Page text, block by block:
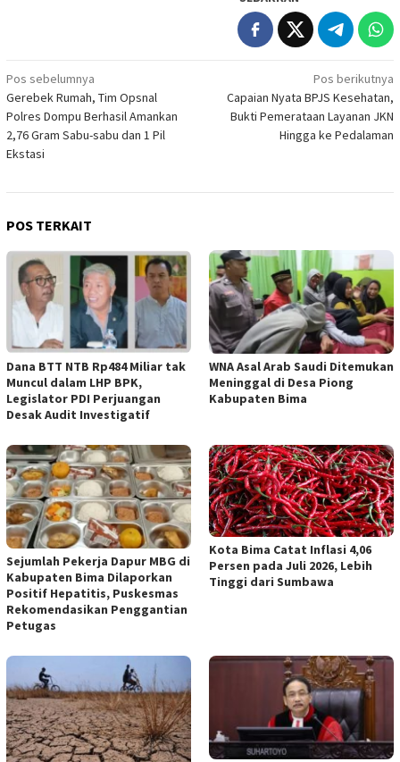
Navigasi
pos
Pos sebelumnya
Gerebek Rumah, Tim Opsnal
Polres Dompu Berhasil Amankan
2,76 Gram Sabu-sabu dan 1 Pil
Ekstasi
Pos berikutnya
Capaian Nyata BPJS Kesehatan,
Bukti Pemerataan Layanan JKN
Hingga ke Pedalaman
POS TERKAIT
Dana BTT NTB Rp484 Miliar tak
Muncul dalam LHP BPK,
Legislator PDI Perjuangan
Desak Audit Investigatif
WNA Asal Arab Saudi Ditemukan
Meninggal di Desa Piong
Kabupaten Bima
Sejumlah Pekerja Dapur MBG di
Kabupaten Bima Dilaporkan
Positif Hepatitis, Puskesmas
Rekomendasikan Penggantian
Petugas
Kota Bima Catat Inflasi 4,06
Persen pada Juli 2026, Lebih
Tinggi dari Sumbawa